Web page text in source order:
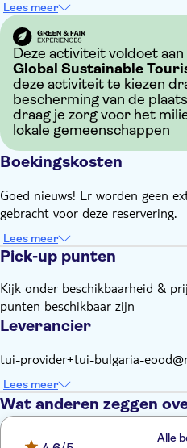
Lees meer
Deze activiteit voldoet
Global Sustainable
deze activiteit te kiezen
bescherming van de
draag je zorg voor het
lokale gemeenschappen
Boekingskosten
Goed nieuws! Er worden geen
gebracht voor deze reservering.
Lees meer
Pick-up punten
Kijk onder beschikbaarheid &
punten beschikbaar zijn
Leverancier
tui-provider+tui-bulgaria-
Lees meer
Wat anderen zeggen
Alle